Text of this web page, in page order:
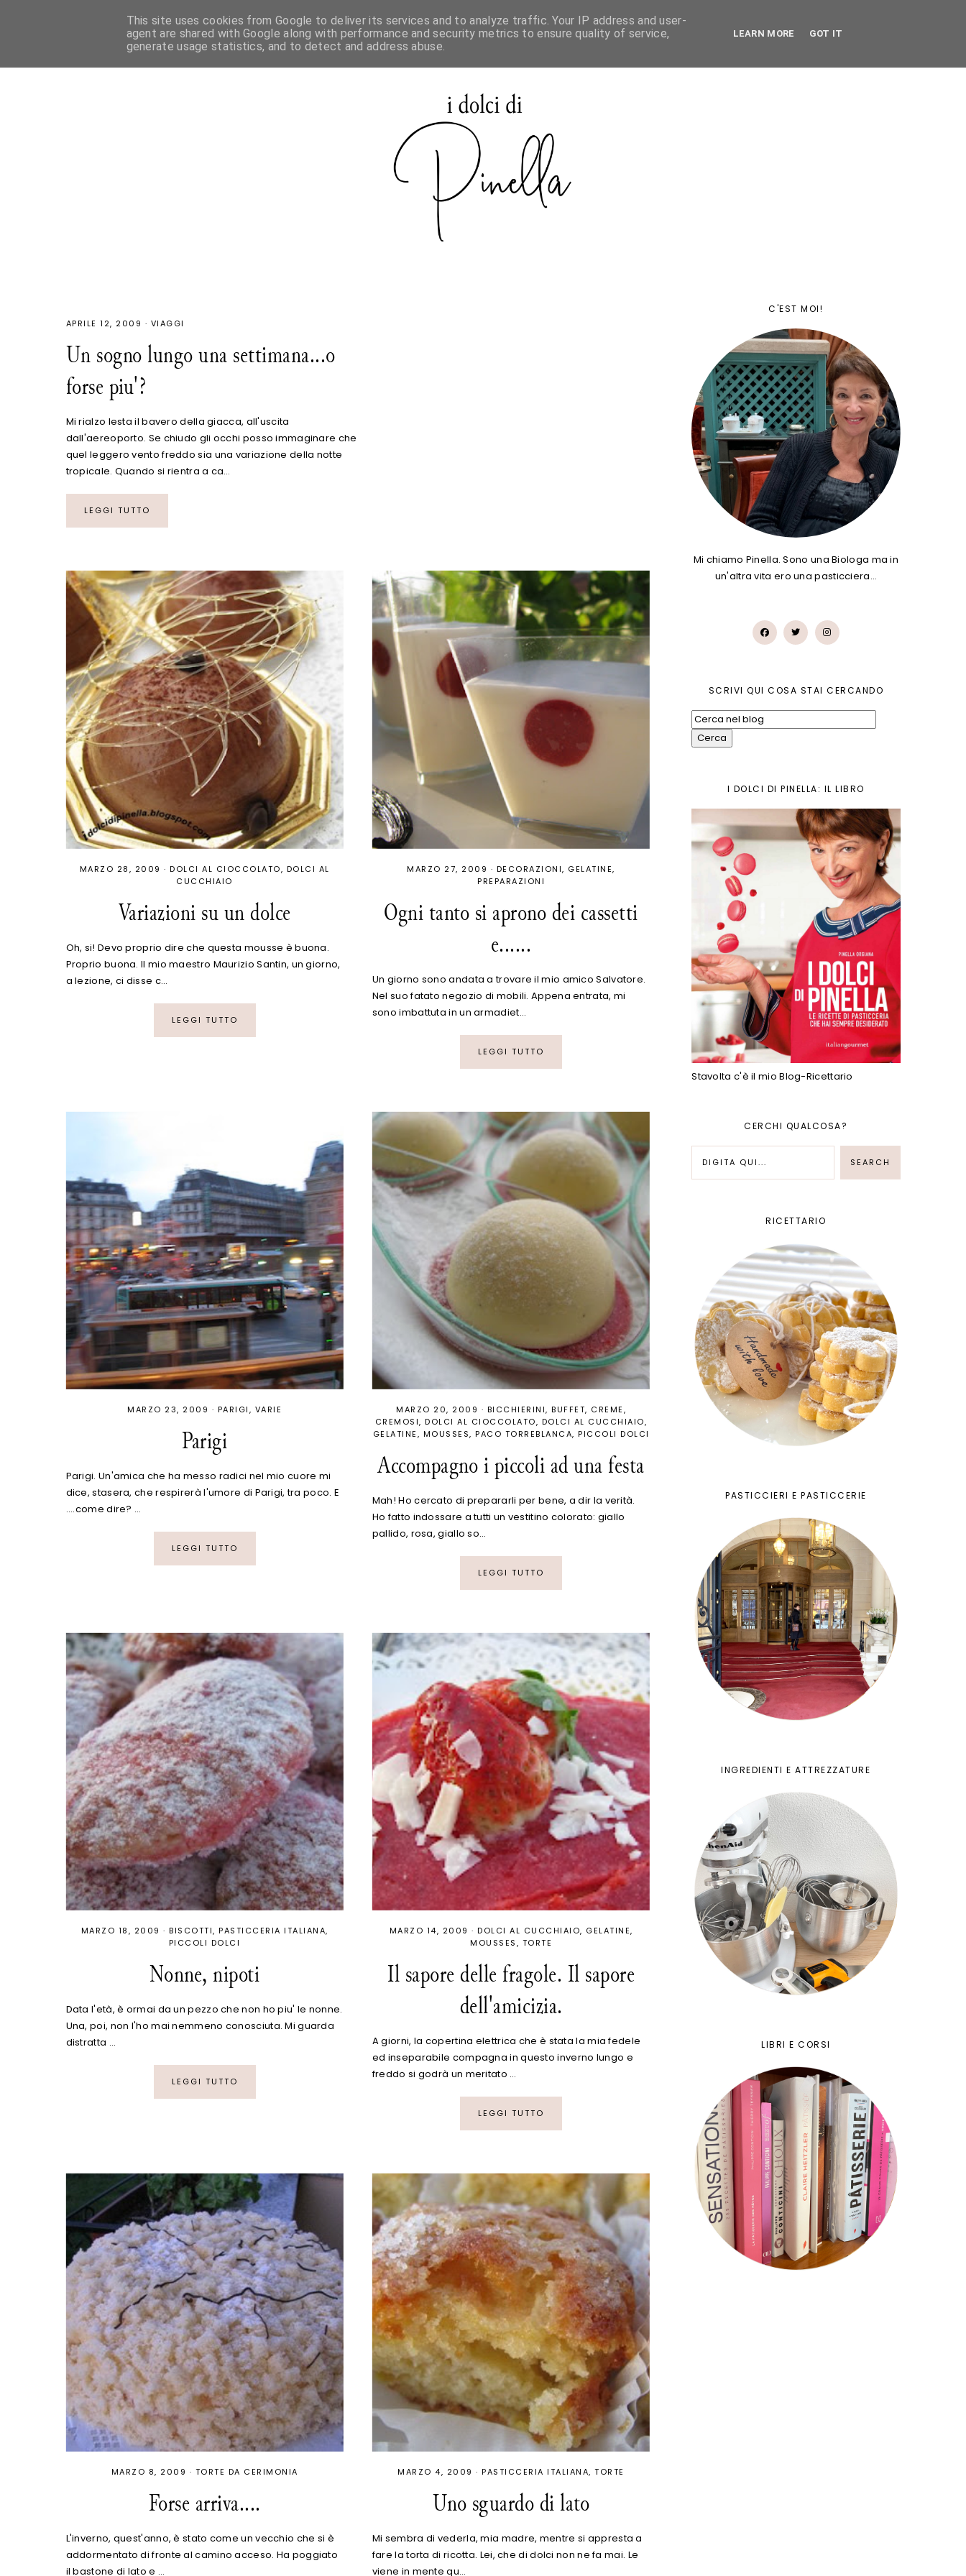
PASTICCERIA FRANCESE PASTICCERIA ITALIANA SPECIALE MAURIZIO SANTIN
APRILE 12, 2009 · VIAGGI
Un sogno lungo una settimana...o
forse piu'?
Mi rialzo lesta il bavero della giacca, all'uscita
dall'aereoporto. Se chiudo gli occhi posso immaginare che
quel leggero vento freddo sia una variazione della notte
tropicale. Quando si rientra a ca…
LEGGI TUTTO
MARZO 28, 2009 · DOLCI AL CIOCCOLATO
DOLCI AL
CUCCHIAIO
Variazioni su un dolce
Oh, si! Devo proprio dire che questa mousse è buona.
Proprio buona. Il mio maestro Maurizio Santin, un giorno,
a lezione, ci disse c…
LEGGI TUTTO
MARZO 27, 2009 · DECORAZIONI GELATINE
PREPARAZIONI
Ogni tanto si aprono dei cassetti
e......
Un giorno sono andata a trovare il mio amico Salvatore.
Nel suo fatato negozio di mobili. Appena entrata, mi
sono imbattuta in un armadiet…
LEGGI TUTTO
MARZO 23, 2009 · PARIGI VARIE
Parigi
Parigi. Un'amica che ha messo radici nel mio cuore mi
dice, stasera, che respirerà l'umore di Parigi, tra poco. E
....come dire? …
LEGGI TUTTO
MARZO 20, 2009 · BICCHIERINI BUFFET CREME
CREMOSI DOLCI AL CIOCCOLATO
DOLCI AL CUCCHIAIO
GELATINE
MOUSSES PACO TORREBLANCA PICCOLI DOLCI
Accompagno i piccoli ad una festa
Mah! Ho cercato di prepararli per bene, a dir la verità.
Ho fatto indossare a tutti un vestitino colorato: giallo
pallido, rosa, giallo so…
LEGGI TUTTO
MARZO 18, 2009 · BISCOTTI PASTICCERIA ITALIANA
PICCOLI DOLCI
Nonne, nipoti
Data l'età, è ormai da un pezzo che non ho piu' le nonne.
Una, poi, non l'ho mai nemmeno conosciuta. Mi guarda
distratta …
LEGGI TUTTO
MARZO 14, 2009 · DOLCI AL CUCCHIAIO GELATINE
MOUSSES
TORTE
Il sapore delle fragole. Il sapore
dell'amicizia.
A giorni, la copertina elettrica che è stata la mia fedele
ed inseparabile compagna in questo inverno lungo e
freddo si godrà un meritato …
LEGGI TUTTO
MARZO 8, 2009 · TORTE DA CERIMONIA
Forse arriva....
L'inverno, quest'anno, è stato come un vecchio che si è
addormentato di fronte al camino acceso. Ha poggiato
il bastone di lato e …
MARZO 4, 2009 · PASTICCERIA ITALIANA TORTE
Uno sguardo di lato
Mi sembra di vederla, mia madre, mentre si appresta a
fare la torta di ricotta. Lei, che di dolci non ne fa mai. Le
viene in mente qu…
C'EST MOI!
Mi chiamo Pinella. Sono una Biologa ma in
un'altra vita ero una pasticciera…
SCRIVI QUI COSA STAI CERCANDO
I DOLCI DI PINELLA: IL LIBRO
Stavolta c'è il mio Blog-Ricettario
CERCHI QUALCOSA?
RICETTARIO
PASTICCIERI E PASTICCERIE
INGREDIENTI E ATTREZZATURE
LIBRI E CORSI
This site uses cookies from Google to deliver its services and to analyze traffic. Your IP address and user-
agent are shared with Google along with performance and security metrics to ensure quality of service,
generate usage statistics, and to detect and address abuse.
LEARN MORE GOT IT